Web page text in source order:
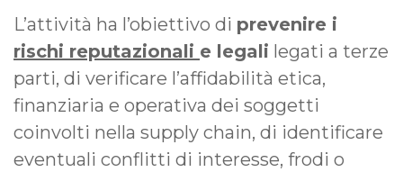
L’attività ha l’obiettivo di prevenire i
rischi reputazionali e legali legati a terze
parti, di verificare l’affidabilità etica,
finanziaria e operativa dei soggetti
coinvolti nella supply chain, di identificare
eventuali conflitti di interesse, frodi o